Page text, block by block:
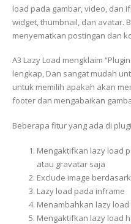
load pada gambar, video, dan
widget, thumbnail, dan avatar.
menyematkan postingan dan
A3 Lazy Load mengklaim
lengkap, Dan sangat mudah
untuk memilih apakah akan
footer dan mengabaikan
Beberapa fitur yang ada di
Mengaktifkan lazy load
atau gravatar saja
Exclude image
Lazy load pada inframe
Menambahkan lazy
Mengaktifkan lazy load